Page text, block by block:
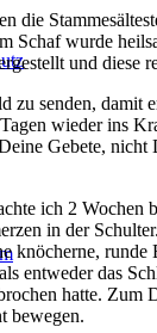
die
Schaf wurde
und diese
zu senden, damit
wieder ins
Gebete, nicht
ich 2 Wochen
in der
knöcherne,
entweder das
hatte. Zum
bewegen.